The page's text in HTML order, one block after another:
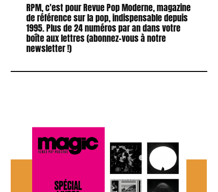
RPM, c'est pour Revue Pop Moderne, magazine
de référence sur la pop, indispensable depuis
1995. Plus de 24 numéros par an dans votre
boîte aux lettres (abonnez-vous à notre
newsletter !)